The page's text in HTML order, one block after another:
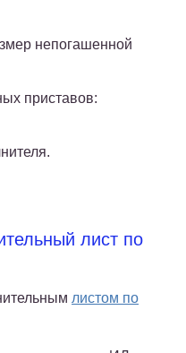
непогашенной
приставов:
лист по
листом по